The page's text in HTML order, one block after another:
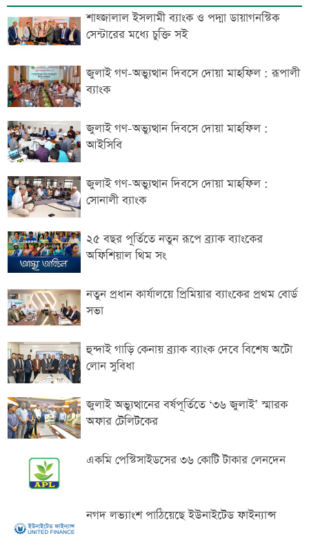
শাহ্জালাল ইসলামী ব্যাংক ও পদ্মা ডায়াগনস্টিক
সেন্টারের মধ্যে চুক্তি সই
জুলাই গণ-অভ্যুত্থান দিবসে দোয়া মাহফিল : রূপালী
ব্যাংক
জুলাই গণ-অভ্যুত্থান দিবসে দোয়া মাহফিল :
আইসিবি
জুলাই গণ-অভ্যুত্থান দিবসে দোয়া মাহফিল :
সোনালী ব্যাংক
২৫ বছর পূর্তিতে নতুন রূপে ব্র্যাক ব্যাংকের
অফিশিয়াল থিম সং
নতুন প্রধান কার্যালয়ে প্রিমিয়ার ব্যাংকের প্রথম বোর্ড
সভা
হুন্দাই গাড়ি কেনায় ব্র্যাক ব্যাংক দেবে বিশেষ অটো
লোন সুবিধা
জুলাই অভ্যুত্থানের বর্ষপূর্তিতে ‘৩৬ জুলাই’ স্মারক
অফার টেলিটকের
একমি পেস্টিসাইডসের ৩৬ কোটি টাকার লেনদেন
নগদ লভ্যাংশ পাঠিয়েছে ইউনাইটেড ফাইন্যান্স